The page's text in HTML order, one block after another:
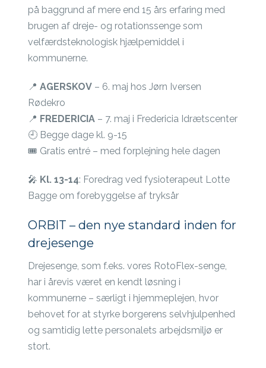
på baggrund af mere end 15 års erfaring med
brugen af dreje- og rotationssenge som
velfærdsteknologisk hjælpemiddel i
kommunerne.
📍AGERSKOV – 6. maj hos Jørn Iversen
Rødekro
📍 FREDERICIA – 7. maj i Fredericia Idrætscenter
🕘 Begge dage kl. 9-15
🎟️ Gratis entré – med forplejning hele dagen
🎤 Kl. 13-14: Foredrag ved fysioterapeut Lotte
Bagge om forebyggelse af tryksår
ORBIT – den nye standard inden for
drejesenge
Drejesenge, som f.eks. vores RotoFlex-senge,
har i årevis været en kendt løsning i
kommunerne – særligt i hjemmeplejen, hvor
behovet for at styrke borgerens selvhjulpenhed
og samtidig lette personalets arbejdsmiljø er
stort.